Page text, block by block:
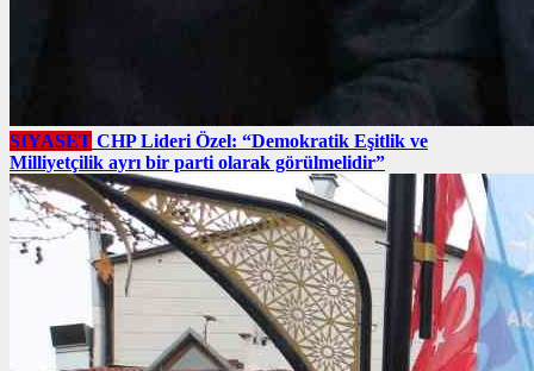
SIYASET CHP Lideri Özel: “Demokratik Eşitlik ve
Milliyetçilik ayrı bir parti olarak görülmelidir”